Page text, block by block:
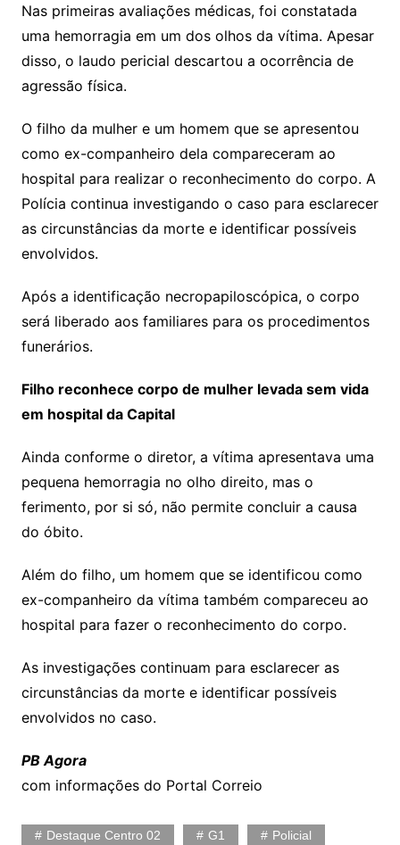
Nas primeiras avaliações médicas, foi constatada
uma hemorragia em um dos olhos da vítima. Apesar
disso, o laudo pericial descartou a ocorrência de
agressão física.
O filho da mulher e um homem que se apresentou
como ex-companheiro dela compareceram ao
hospital para realizar o reconhecimento do corpo. A
Polícia continua investigando o caso para esclarecer
as circunstâncias da morte e identificar possíveis
envolvidos.
Após a identificação necropapiloscópica, o corpo
será liberado aos familiares para os procedimentos
funerários.
Filho reconhece corpo de mulher levada sem vida
em hospital da Capital
Ainda conforme o diretor, a vítima apresentava uma
pequena hemorragia no olho direito, mas o
ferimento, por si só, não permite concluir a causa
do óbito.
Além do filho, um homem que se identificou como
ex-companheiro da vítima também compareceu ao
hospital para fazer o reconhecimento do corpo.
As investigações continuam para esclarecer as
circunstâncias da morte e identificar possíveis
envolvidos no caso.
PB Agora
com informações do Portal Correio
Destaque Centro 02 G1 Policial